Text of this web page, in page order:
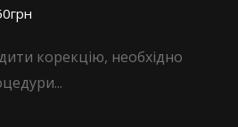
корекцію, необхідно